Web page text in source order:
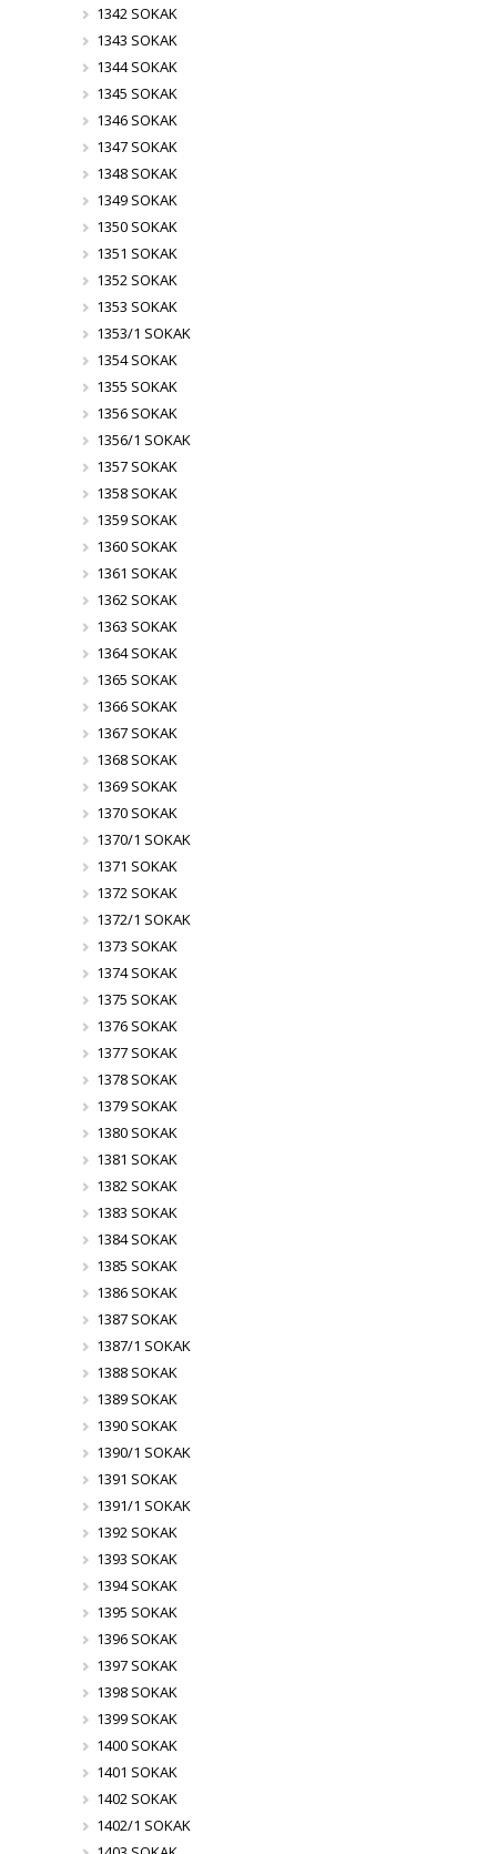
1342 SOKAK
1343 SOKAK
1344 SOKAK
1345 SOKAK
1346 SOKAK
1347 SOKAK
1348 SOKAK
1349 SOKAK
1350 SOKAK
1351 SOKAK
1352 SOKAK
1353 SOKAK
1353/1 SOKAK
1354 SOKAK
1355 SOKAK
1356 SOKAK
1356/1 SOKAK
1357 SOKAK
1358 SOKAK
1359 SOKAK
1360 SOKAK
1361 SOKAK
1362 SOKAK
1363 SOKAK
1364 SOKAK
1365 SOKAK
1366 SOKAK
1367 SOKAK
1368 SOKAK
1369 SOKAK
1370 SOKAK
1370/1 SOKAK
1371 SOKAK
1372 SOKAK
1372/1 SOKAK
1373 SOKAK
1374 SOKAK
1375 SOKAK
1376 SOKAK
1377 SOKAK
1378 SOKAK
1379 SOKAK
1380 SOKAK
1381 SOKAK
1382 SOKAK
1383 SOKAK
1384 SOKAK
1385 SOKAK
1386 SOKAK
1387 SOKAK
1387/1 SOKAK
1388 SOKAK
1389 SOKAK
1390 SOKAK
1390/1 SOKAK
1391 SOKAK
1391/1 SOKAK
1392 SOKAK
1393 SOKAK
1394 SOKAK
1395 SOKAK
1396 SOKAK
1397 SOKAK
1398 SOKAK
1399 SOKAK
1400 SOKAK
1401 SOKAK
1402 SOKAK
1402/1 SOKAK